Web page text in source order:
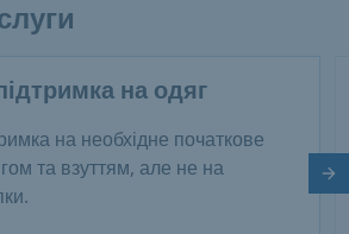
на одяг
на необхідне початкове
та взуттям, але не на